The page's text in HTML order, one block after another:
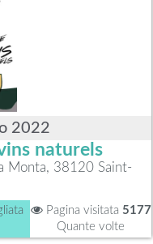
2022
naturels
Monta, 38120 Saint-
Pagina visitata 5177
Quante volte